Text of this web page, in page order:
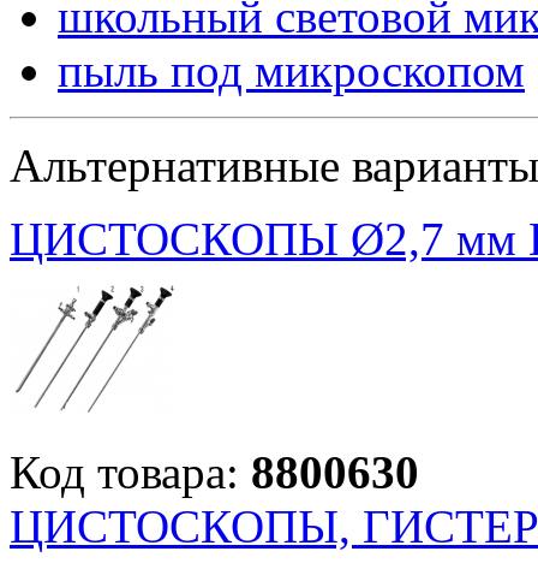
школьный световой
пыль под микроскопом
Альтернативные варианты
ЦИСТОСКОПЫ Ø2,7 мм
Код товара: 8800630
ЦИСТОСКОПЫ,